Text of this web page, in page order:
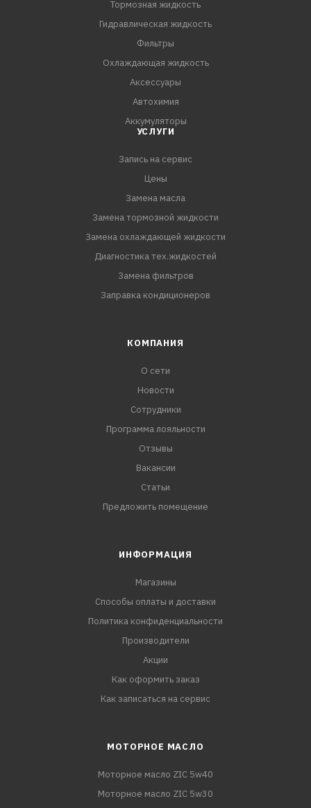
Тормозная жидкость
Гидравлическая жидкость
Фильтры
Охлаждающая жидкость
Аксессуары
Автохимия
Аккумуляторы
УСЛУГИ
Запись на сервис
Цены
Замена масла
Замена тормозной жидкости
Замена охлаждающей жидкости
Диагностика тех.жидкостей
Замена фильтров
Заправка кондиционеров
КОМПАНИЯ
О сети
Новости
Сотрудники
Программа лояльности
Отзывы
Вакансии
Статьи
Предложить помещение
ИНФОРМАЦИЯ
Магазины
Способы оплаты и доставки
Политика конфиденциальности
Производители
Акции
Как оформить заказ
Как записаться на сервис
МОТОРНОЕ МАСЛО
Моторное масло ZIC 5w40
Моторное масло ZIC 5w30